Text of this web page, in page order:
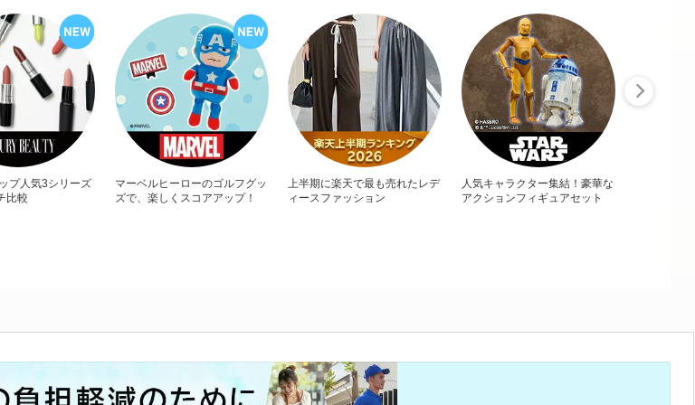
プ人気3シリーズ
比較
マーベルヒーローのゴルフグッ
ズで、楽しくスコアアップ！
上半期に楽天で最も売れたレデ
ィースファッション
人気キャラクター集結！豪華な
アクションフィギュアセット